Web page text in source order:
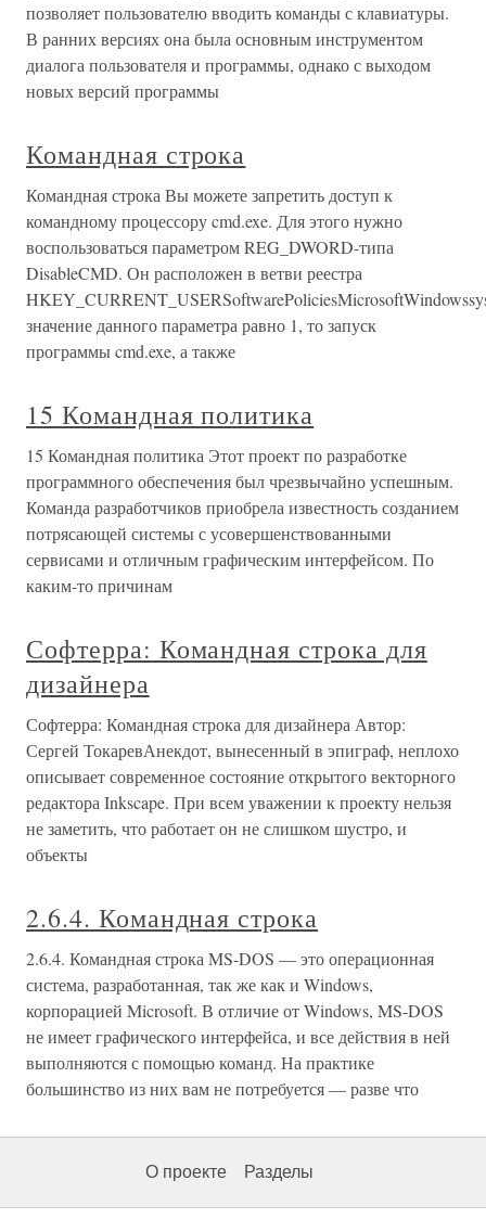
позволяет пользователю вводить команды с клавиатуры.
В ранних версиях она была основным инструментом
диалога пользователя и программы, однако с выходом
новых версий программы
Командная строка
Командная строка Вы можете запретить доступ к
командному процессору cmd.exe. Для этого нужно
воспользоваться параметром REG_DWORD-типа
DisableCMD. Он расположен в ветви реестра
значение данного параметра равно 1, то запуск
программы cmd.exe, а также
15 Командная политика
15 Командная политика Этот проект по разработке
программного обеспечения был чрезвычайно успешным.
Команда разработчиков приобрела известность созданием
потрясающей системы с усовершенствованными
сервисами и отличным графическим интерфейсом. По
каким-то причинам
Софтерра: Командная строка для
дизайнера
Софтерра: Командная строка для дизайнера Автор:
Сергей ТокаревАнекдот, вынесенный в эпиграф, неплохо
описывает современное состояние открытого векторного
редактора Inkscape. При всем уважении к проекту нельзя
не заметить, что работает он не слишком шустро, и
объекты
2.6.4. Командная строка
2.6.4. Командная строка MS-DOS — это операционная
система, разработанная, так же как и Windows,
корпорацией Microsoft. В отличие от Windows, MS-DOS
не имеет графического интерфейса, и все действия в ней
выполняются с помощью команд. На практике
большинство из них вам не потребуется — разве что
О проекте Разделы